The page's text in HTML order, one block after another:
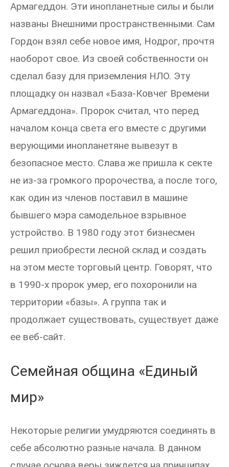
Армагеддон. Эти инопланетные силы и были
названы Внешними пространственными. Сам
Гордон взял себе новое имя, Нодрог, прочтя
наоборот свое. Из своей собственности он
сделал базу для приземления НЛО. Эту
площадку он назвал «База-Ковчег Времени
Армагеддона». Пророк считал, что перед
началом конца света его вместе с другими
верующими инопланетяне вывезут в
безопасное место. Слава же пришла к секте
не из-за громкого пророчества, а после того,
как один из членов поставил в машине
бывшего мэра самодельное взрывное
устройство. В 1980 году этот бизнесмен
решил приобрести лесной склад и создать
на этом месте торговый центр. Говорят, что
в 1990-х пророк умер, его похоронили на
территории «базы». А группа так и
продолжает существовать, существует даже
ее веб-сайт.
Семейная община «Единый
мир»
Некоторые религии умудряются соединять в
себе абсолютно разные начала. В данном